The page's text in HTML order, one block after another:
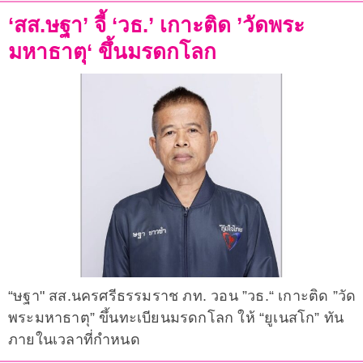
‘สส.ษฐา’ จี้ ‘วธ.’ เกาะติด ’วัดพระ
มหาธาตุ‘ ขึ้นมรดกโลก
“ษฐา" สส.นครศรีธรรมราช ภท. วอน ”วธ.“ เกาะติด ”วัด
พระมหาธาตุ” ขึ้นทะเบียนมรดกโลก ให้ “ยูเนสโก” ทัน
ภายในเวลาที่กำหนด